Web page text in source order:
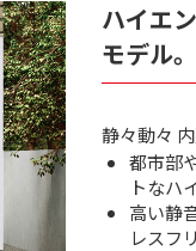
ハイエ
モデル。
静々動々
都市部
トなハ
高い静
レスフ